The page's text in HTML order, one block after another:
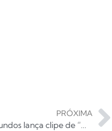
PRÓXIMA
Raimundos lança clipe de “Dia Bonito” com imagens exclusivas da tour